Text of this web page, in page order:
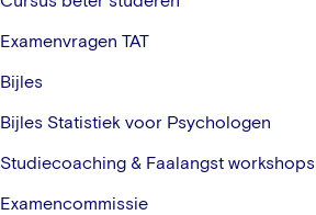
Examenvragen TAT
Bijles
Bijles Statistiek voor Psychologen
Studiecoaching & Faalangst workshops
Examencommissie